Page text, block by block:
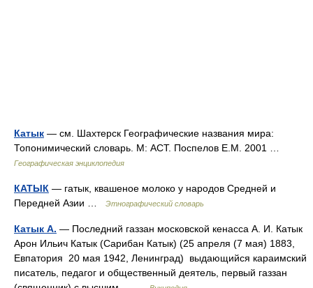
Катык — см. Шахтерск Географические названия мира:
Топонимический словарь. М: АСТ. Поспелов Е.М. 2001 …
Географическая энциклопедия
КАТЫК — гатык, квашеное молоко у народов Средней и
Передней Азии …
Этнографический словарь
Катык А. — Последний газзан московской кенасса А. И. Катык
Арон Ильич Катык (Сарибан Катык) (25 апреля (7 мая) 1883,
Евпатория 20 мая 1942, Ленинград) выдающийся караимский
писатель, педагог и общественный деятель, первый газзан